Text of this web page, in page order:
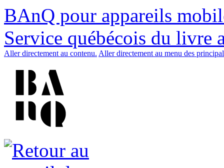
BAnQ pour appareils
Service québécois du livre
Aller directement au contenu. Aller directement au menu des